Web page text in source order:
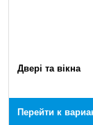
Двері та вікна
Перейти к